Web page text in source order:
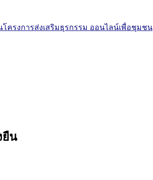
รงการส่งเสริมธุรกรรม ออนไลน์เพื่อชุมชน
ยืน